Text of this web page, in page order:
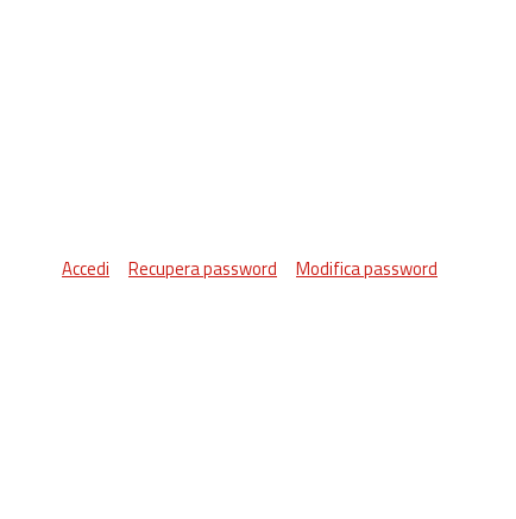
Accedi Recupera password Modifica password